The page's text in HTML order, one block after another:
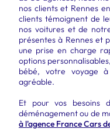
nos clients et Rennes
clients témoignent de
nos voitures et de
présentes à Rennes et
une prise en charge
options
bébé, votre voyage
agréable.
Et pour vos besoins
déménagement ou de
à l'agence France Cars